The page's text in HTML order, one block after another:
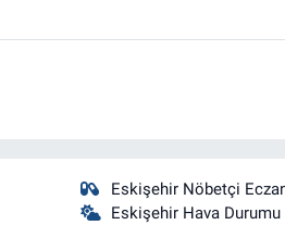
Eskişehir Nöbetçi
Eskişehir Hava Durumu